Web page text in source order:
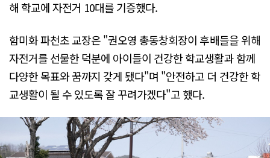
해 학교에 자전거 10대를 기증했다.
함미화 파천초 교장은 "권오영 총동창회장이 후배들을 위해
자전거를 선물한 덕분에 아이들이 건강한 학교생활과 함께
다양한 목표와 꿈까지 갖게 됐다"며 "안전하고 더 건강한 학
교생활이 될 수 있도록 잘 꾸려가겠다"고 했다.